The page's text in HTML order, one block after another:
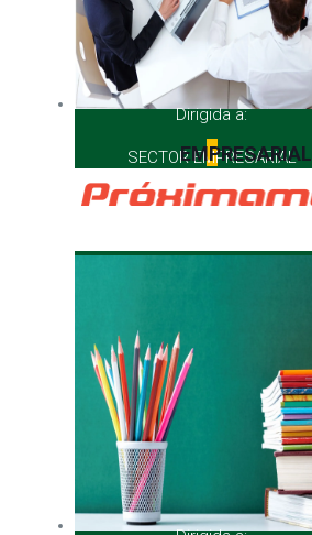
Dirigida a:
SECTOR EMPRESARIAL
EMPRESARIAL